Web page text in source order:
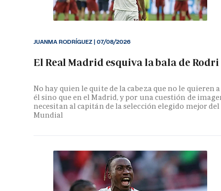
El Real Madrid esquiva la bala de Rodri
No hay quien le quite de la cabeza que no le quieren a
él sino que en el Madrid, y por una cuestión de
necesitan al capitán de la selección elegido mejor del
Mundial
JUANMA RODRÍGUEZ|07/08/2026